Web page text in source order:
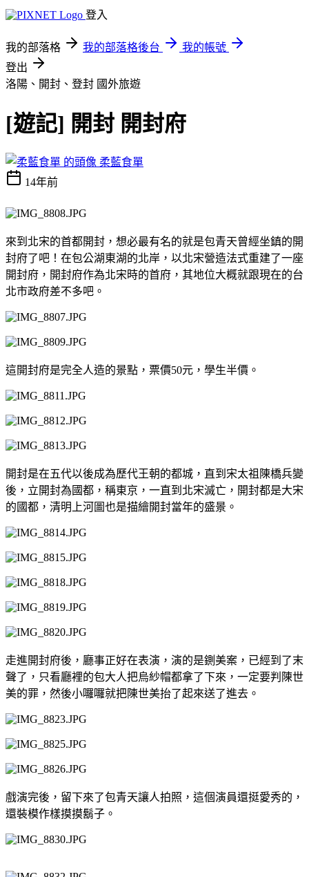
登入
我的部落格 我的部落格後台
我的帳號
登出
洛陽、開封、登封 國外旅遊
[遊記] 開封 開封府
柔藍食單
14年前
來到北宋的首都開封，想必最有名的就是包青天曾經坐鎮的開
封府了吧！在包公湖東湖的北岸，以北宋營造法式重建了一座
開封府，開封府作為北宋時的首府，其地位大概就跟現在的台
北市政府差不多吧。
這開封府是完全人造的景點，票價50元，學生半價。
開封是在五代以後成為歷代王朝的都城，直到宋太祖陳橋兵變
後，立開封為國都，稱東京，一直到北宋滅亡，開封都是大宋
的國都，清明上河圖也是描繪開封當年的盛景。
走進開封府後，廳事正好在表演，演的是鍘美案，已經到了末
聲了，只看廳裡的包大人把烏紗帽都拿了下來，一定要判陳世
美的罪，然後小囉囉就把陳世美抬了起來送了進去。
戲演完後，留下來了包青天讓人拍照，這個演員還挺愛秀的，
還裝模作樣摸摸鬍子。